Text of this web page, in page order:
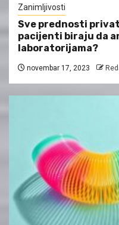
Zanimljivosti
Sve prednosti
pacijenti biraju da
laboratorijama?
novembar 17, 2023